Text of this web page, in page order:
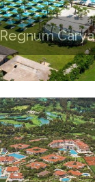
Regnum Carya